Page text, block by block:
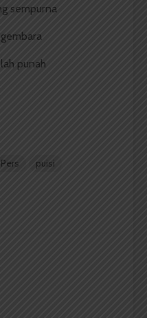
sempurna
punah
Pers
puisi